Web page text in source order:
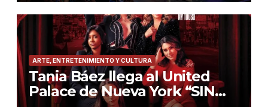
ARTE, ENTRETENIMIENTO Y CULTURA
Tania Báez llega al United
Palace de Nueva York “SIN